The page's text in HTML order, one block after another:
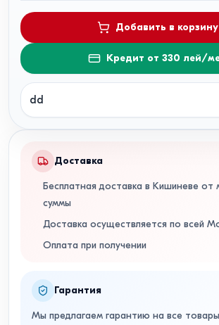
Добавить в корзину
Кредит от 330 лей/
dd
Доставка
Бесплатная доставка в Кишиневе от
суммы
Доставка осуществляется по всей
Оплата при получении
Гарантия
Мы предлагаем гарантию на все